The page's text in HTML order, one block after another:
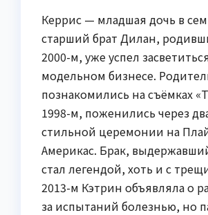
Керрис — младшая дочь в
старший брат Дилан,
2000-м, уже успел
модельном бизнесе.
познакомились на съёмках
1998-м, поженились через
стильной церемонии на
Америкас. Брак,
стал легендой, хоть и с
2013-м Кэтрин объявляла о
за испытаний болезнью, но